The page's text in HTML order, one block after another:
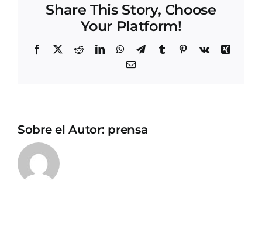
Share This Story, Choose
Your Platform!
Facebook
X RedditLinkedInWhatsApp
TelegramTumblrPinterest
Vk
Xing
Correo
Sobre el Autor: prensa